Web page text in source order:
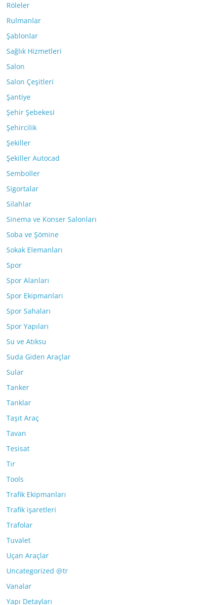
Röleler
Rulmanlar
Şablonlar
Sağlık Hizmetleri
Salon
Salon Çeşitleri
Şantiye
Şehir Şebekesi
Şehircilik
Şekiller
Şekiller Autocad
Semboller
Sigortalar
Silahlar
Sinema ve Konser Salonları
Soba ve Şömine
Sokak Elemanları
Spor
Spor Alanları
Spor Ekipmanları
Spor Sahaları
Spor Yapıları
Su ve Atıksu
Suda Giden Araçlar
Sular
Tanker
Tanklar
Taşıt Araç
Tavan
Tesisat
Tır
Tools
Trafik Ekipmanları
Trafik işaretleri
Trafolar
Tuvalet
Uçan Araçlar
Uncategorized @tr
Vanalar
Yapı Detayları